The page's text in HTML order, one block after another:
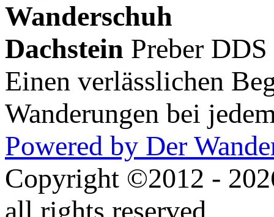
Wanderschuh
Dachstein Preber DDS
Einen verlässlichen
Wanderungen bei
Powered by Der
Copyright ©2012 -
all rights reserved